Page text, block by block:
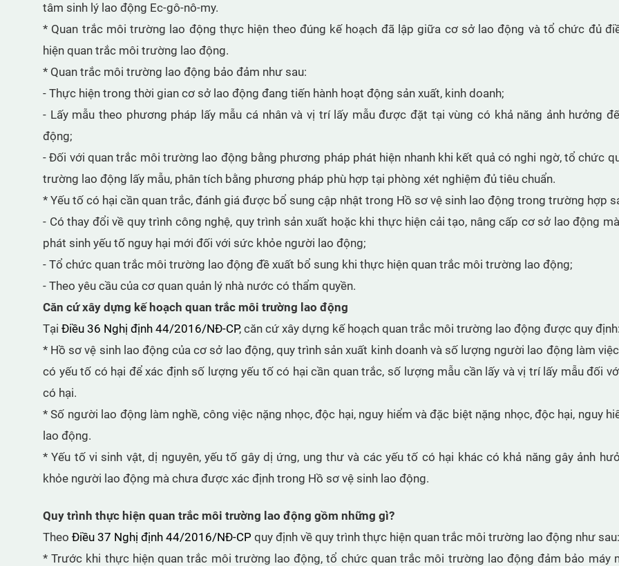
tâm sinh lý lao động Ec-gô-nô-my.
* Quan trắc môi trường lao động thực hiện theo đúng kế hoạch đã lập giữa cơ sở lao động và tổ chức đủ
hiện quan trắc môi trường lao động.
* Quan trắc môi trường lao động bảo đảm như sau:
- Thực hiện trong thời gian cơ sở lao động đang tiến hành hoạt động sản xuất, kinh doanh;
- Lấy mẫu theo phương pháp lấy mẫu cá nhân và vị trí lấy mẫu được đặt tại vùng có khả năng ảnh hưởng
động;
- Đối với quan trắc môi trường lao động bằng phương pháp phát hiện nhanh khi kết quả có nghi ngờ, tổ chức
trường lao động lấy mẫu, phân tích bằng phương pháp phù hợp tại phòng xét nghiệm đủ tiêu chuẩn.
* Yếu tố có hại cần quan trắc, đánh giá được bổ sung cập nhật trong Hồ sơ vệ sinh lao động trong trường hợp
- Có thay đổi về quy trình công nghệ, quy trình sản xuất hoặc khi thực hiện cải tạo, nâng cấp cơ sở lao động
phát sinh yếu tố nguy hại mới đối với sức khỏe người lao động;
- Tổ chức quan trắc môi trường lao động đề xuất bổ sung khi thực hiện quan trắc môi trường lao động;
- Theo yêu cầu của cơ quan quản lý nhà nước có thẩm quyền.
Căn cứ xây dựng kế hoạch quan trắc môi trường lao động
Tại Điều 36 Nghị định 44/2016/NĐ-CP, căn cứ xây dựng kế hoạch quan trắc môi trường lao động được quy định:
* Hồ sơ vệ sinh lao động của cơ sở lao động, quy trình sản xuất kinh doanh và số lượng người lao động làm
có yếu tố có hại để xác định số lượng yếu tố có hại cần quan trắc, số lượng mẫu cần lấy và vị trí lấy mẫu đối
có hại.
* Số người lao động làm nghề, công việc nặng nhọc, độc hại, nguy hiểm và đặc biệt nặng nhọc, độc hại, nguy
lao động.
* Yếu tố vi sinh vật, dị nguyên, yếu tố gây dị ứng, ung thư và các yếu tố có hại khác có khả năng gây ảnh
khỏe người lao động mà chưa được xác định trong Hồ sơ vệ sinh lao động.
Quy trình thực hiện quan trắc môi trường lao động gồm những gì?
Theo Điều 37 Nghị định 44/2016/NĐ-CP quy định về quy trình thực hiện quan trắc môi trường lao động như sau:
* Trước khi thực hiện quan trắc môi trường lao động, tổ chức quan trắc môi trường lao động đảm bảo máy